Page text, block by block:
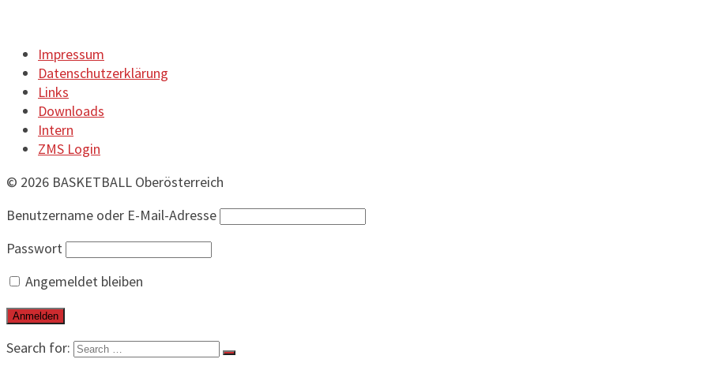
Impressum
Datenschutzerklärung
Links
Downloads
Intern
ZMS Login
© 2026 BASKETBALL Oberösterreich
Benutzername oder E-Mail-Adresse
Passwort
Angemeldet bleiben
Search for: